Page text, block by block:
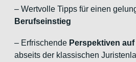
– Wertvolle Tipps für einen
Berufseinstieg
– Erfrischende Perspektiven
abseits der klassischen